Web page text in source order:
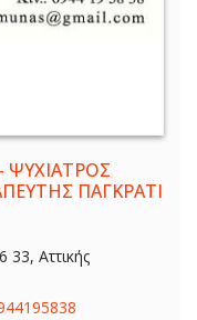
ΠΑΓΚΡΑΤΙ
Αττικής